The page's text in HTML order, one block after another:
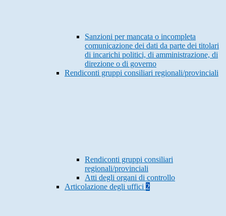
Sanzioni per mancata o incompleta
comunicazione dei dati da parte dei titolari
di incarichi politici, di amministrazione, di
direzione o di governo
Rendiconti gruppi consiliari regionali/provinciali
Rendiconti gruppi consiliari
regionali/provinciali
Atti degli organi di controllo
Articolazione degli uffici 2